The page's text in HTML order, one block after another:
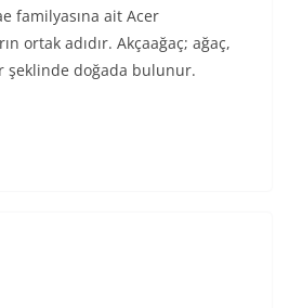
familyasına ait Acer
ortak adıdır. Akçaağaç; ağaç,
şeklinde doğada bulunur.